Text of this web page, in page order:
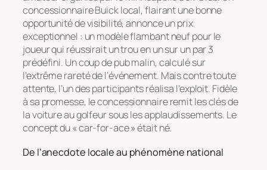
concessionnaire Buick local, flairant une bonne
opportunité de visibilité, annonce un prix
exceptionnel : un modèle flambant neuf pour le
joueur qui réussirait un trou en un sur un par 3
prédéfini. Un coup de pub malin, calculé sur
l’extrême rareté de l’événement. Mais contre toute
attente, l’un des participants réalisa l’exploit. Fidèle
à sa promesse, le concessionnaire remit les clés de
la voiture au golfeur sous les applaudissements. Le
concept du « car-for-ace » était né.
De l’anecdote locale au phénomène national